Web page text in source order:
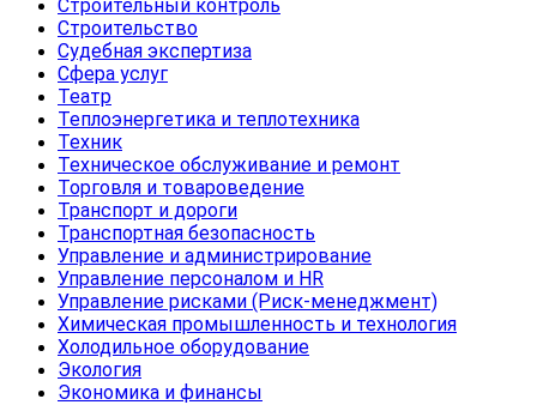
Строительный контроль
Строительство
Судебная экспертиза
Сфера услуг
Театр
Теплоэнергетика и теплотехника
Техник
Техническое обслуживание и ремонт
Торговля и товароведение
Транспорт и дороги
Транспортная безопасность
Управление и администрирование
Управление персоналом и HR
Управление рисками (Риск-менеджмент)
Химическая промышленность и технология
Холодильное оборудование
Экология
Экономика и финансы